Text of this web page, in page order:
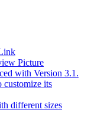
Picture
with Version 3.1.
customize its
different sizes